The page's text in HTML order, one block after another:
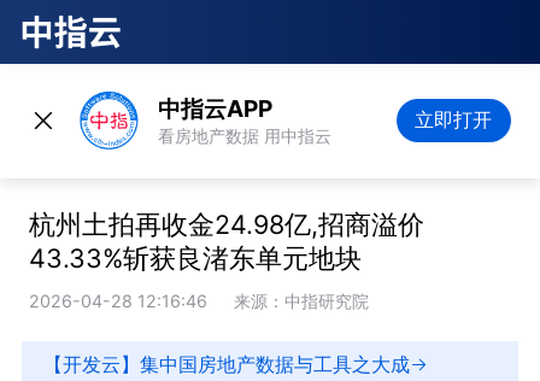
中指云APP
看房地产数据 用中指云
立即打开
杭州土拍再收金24.98亿,招商溢价
43.33%斩获良渚东单元地块
2026-04-28 12:16:46 来源：中指研究院
【开发云】集中国房地产数据与工具之大成